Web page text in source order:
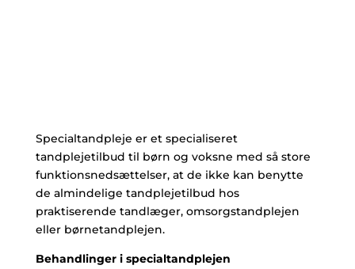
Specialtandpleje er et specialiseret
tandplejetilbud til børn og voksne med så store
funktionsnedsættelser, at de ikke kan benytte
de almindelige tandplejetilbud hos
praktiserende tandlæger, omsorgstandplejen
eller børnetandplejen.
Behandlinger i specialtandplejen